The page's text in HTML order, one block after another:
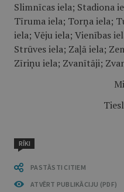
Slimnīcas iela; Stadiona
Tīruma iela; Torņa iela;
iela; Vēju iela; Vienības
Strūves iela; Zaļā iela;
Zīriņu iela; Zvanītāji;
RĪKI
PASTĀSTI CITIEM
ATVĒRT PUBLIKĀCIJU (PDF)